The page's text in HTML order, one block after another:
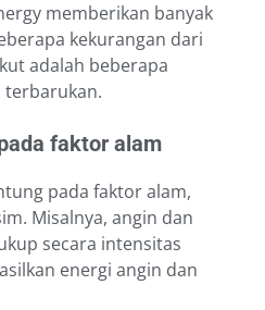
memberikan banyak
kekurangan dari
adalah beberapa
terbarukan.
faktor alam
pada faktor alam,
Misalnya, angin dan
secara intensitas
energi angin dan